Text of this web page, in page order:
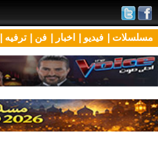
مسلسلات | فيديو | اخبار | فن | ترفيه |